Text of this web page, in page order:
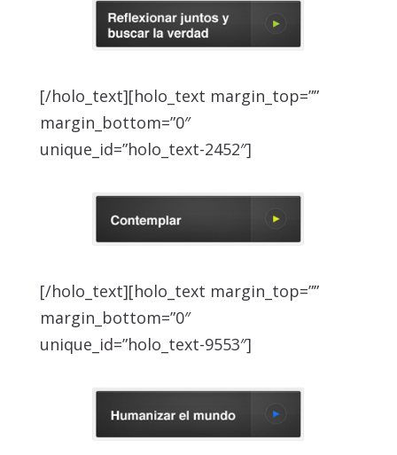
[/holo_text][holo_text margin_top=””
margin_bottom=”0″
unique_id=”holo_text-2452″]
[/holo_text][holo_text margin_top=””
margin_bottom=”0″
unique_id=”holo_text-9553″]